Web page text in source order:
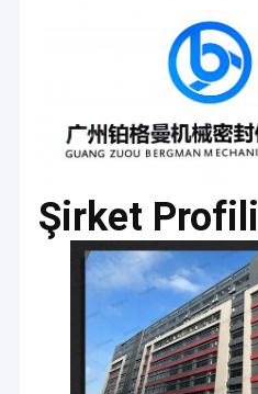
Şirket Profili